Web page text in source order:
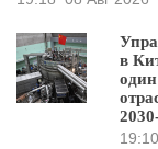
в
19:10